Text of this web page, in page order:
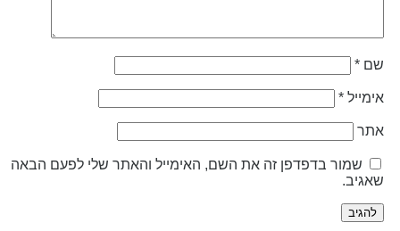
*
*
שמור בדפדפן זה את השם, האימייל והאתר שלי לפעם הבאה